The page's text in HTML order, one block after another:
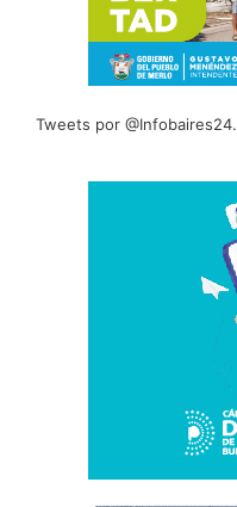
Tweets por @Infobaires24.